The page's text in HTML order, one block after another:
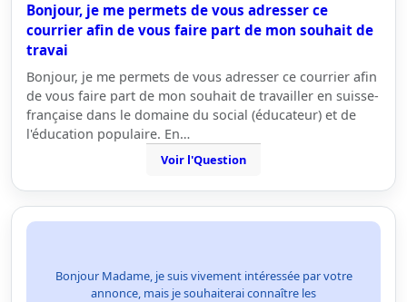
Bonjour, je me permets de vous adresser ce
courrier afin de vous faire part de mon souhait de
travai
Bonjour, je me permets de vous adresser ce courrier afin
de vous faire part de mon souhait de travailler en suisse-
française dans le domaine du social (éducateur) et de
l'éducation populaire. En…
Voir l'Question
Bonjour Madame, je suis vivement intéressée par votre
annonce, mais je souhaiterai connaître les